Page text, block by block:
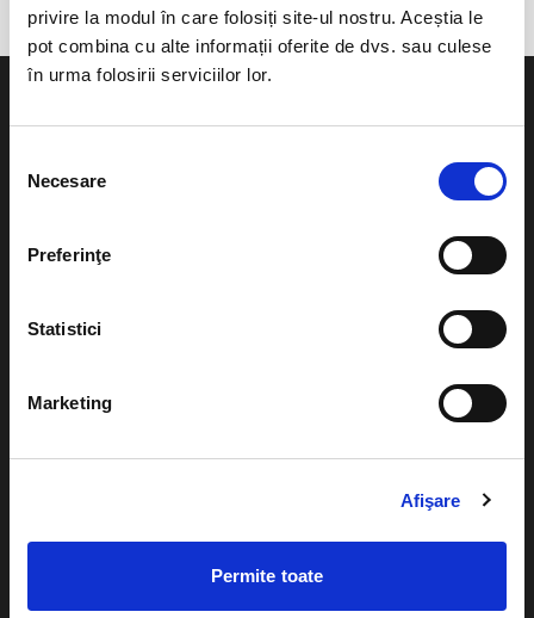
privire la modul în care folosiți site-ul nostru. Aceștia le
pot combina cu alte informații oferite de dvs. sau culese
în urma folosirii serviciilor lor.
consimțământului
Necesare
Preferinţe
Statistici
Marketing
Afişare
Permite toate
Evenimente
Teatru
festivaluri
Diverse